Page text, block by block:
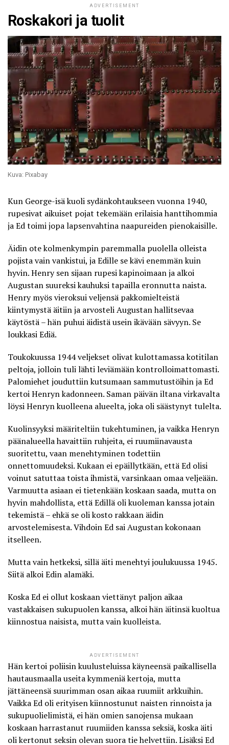
ADVERTISEMENT
Roskakori ja tuolit
Kuva: Pixabay
Kun George-isä kuoli sydänkohtaukseen vuonna 1940,
rupesivat aikuiset pojat tekemään erilaisia hanttihommia
ja Ed toimi jopa lapsenvahtina naapureiden pienokaisille.
Äidin ote kolmenkympin paremmalla puolella olleista
pojista vain vankistui, ja Edille se kävi enemmän kuin
hyvin. Henry sen sijaan rupesi kapinoimaan ja alkoi
Augustan suureksi kauhuksi tapailla eronnutta naista.
Henry myös vieroksui veljensä pakkomielteistä
kiintymystä äitiin ja arvosteli Augustan hallitsevaa
käytöstä – hän puhui äidistä usein ikävään sävyyn. Se
loukkasi Ediä.
Toukokuussa 1944 veljekset olivat kulottamassa kotitilan
peltoja, jolloin tuli lähti leviämään kontrolloimattomasti.
Palomiehet jouduttiin kutsumaan sammutustöihin ja Ed
kertoi Henryn kadonneen. Saman päivän iltana virkavalta
löysi Henryn kuolleena alueelta, joka oli säästynyt tulelta.
Kuolinsyyksi määriteltiin tukehtuminen, ja vaikka Henryn
päänalueella havaittiin ruhjeita, ei ruumiinavausta
suoritettu, vaan menehtyminen todettiin
onnettomuudeksi. Kukaan ei epäillytkään, että Ed olisi
voinut satuttaa toista ihmistä, varsinkaan omaa veljeään.
Varmuutta asiaan ei tietenkään koskaan saada, mutta on
hyvin mahdollista, että Edillä oli kuoleman kanssa jotain
tekemistä – ehkä se oli kosto rakkaan äidin
arvostelemisesta. Vihdoin Ed sai Augustan kokonaan
itselleen.
Mutta vain hetkeksi, sillä äiti menehtyi joulukuussa 1945.
Siitä alkoi Edin alamäki.
Koska Ed ei ollut koskaan viettänyt paljon aikaa
vastakkaisen sukupuolen kanssa, alkoi hän äitinsä kuoltua
kiinnostua naisista, mutta vain kuolleista.
ADVERTISEMENT
Hän kertoi poliisin kuulusteluissa käyneensä paikallisella
hautausmaalla useita kymmeniä kertoja, mutta
jättäneensä suurimman osan aikaa ruumiit arkkuihin.
Vaikka Ed oli erityisen kiinnostunut naisten rinnoista ja
sukupuolielimistä, ei hän omien sanojensa mukaan
koskaan harrastanut ruumiiden kanssa seksiä, koska äiti
oli kertonut seksin olevan suora tie helvettiin. Lisäksi Ed